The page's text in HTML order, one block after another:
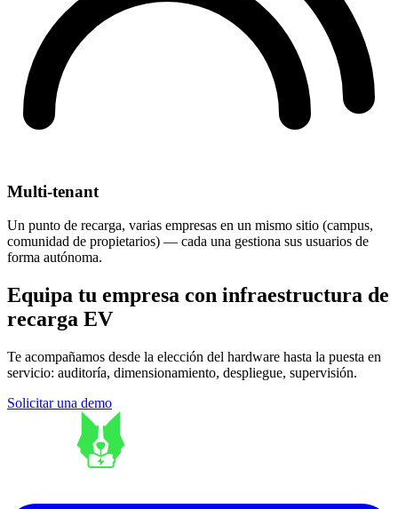
Multi-tenant
Un punto de recarga, varias empresas en un mismo sitio (campus,
comunidad de propietarios) — cada una gestiona sus usuarios de
forma autónoma.
Equipa tu empresa con infraestructura de
recarga EV
Te acompañamos desde la elección del hardware hasta la puesta en
servicio: auditoría, dimensionamiento, despliegue, supervisión.
Solicitar una demo